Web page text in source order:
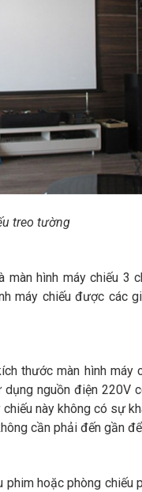
treo tường
hình máy chiếu 3
máy chiếu được các
thước màn hình máy
nguồn điện 220V
này không có sự
cần phải đến gần
hoặc phòng chiếu